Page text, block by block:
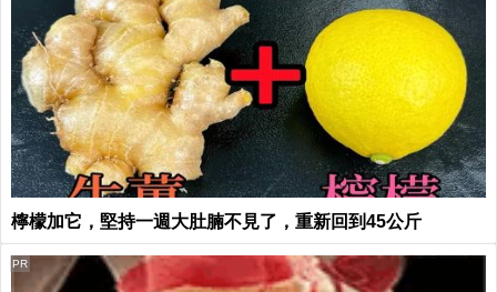
檸檬加它，堅持一週大肚腩不見了，重新回到45公斤
PR